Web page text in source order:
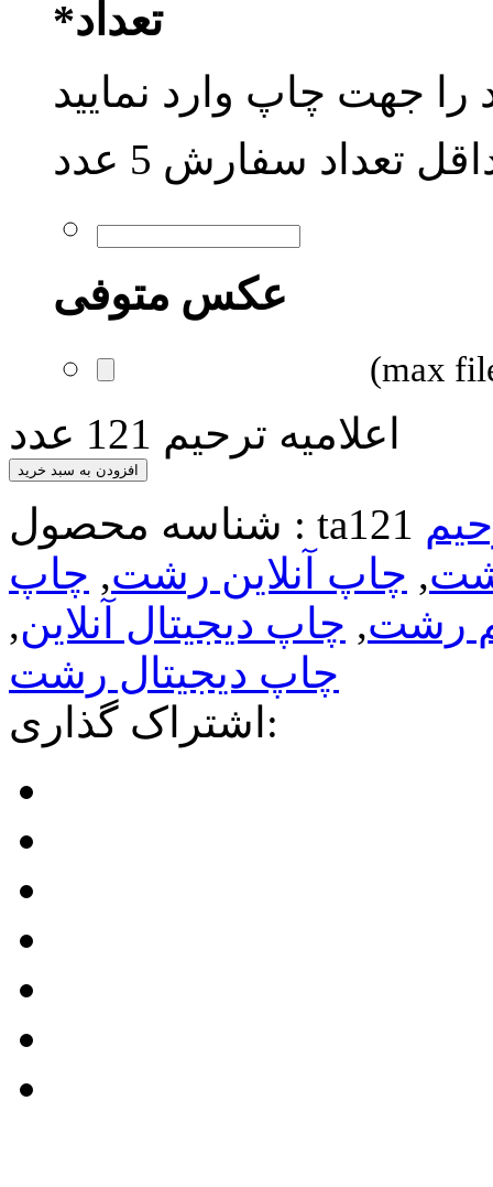
*تعداد
تعداد سفارش 5 عدد
عکس متوفی
اعلامیه ترحیم 121 عدد
افزودن به سبد خرید
شناسه محصول : ta121
, چاپ آنلاین رشت, چاپ
رشت, چاپ دیجیتال آنلاین,
چاپ دیجیتال رشت
اشتراک گذاری: